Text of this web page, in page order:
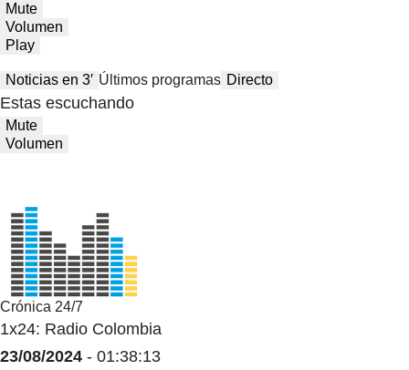
Mute
Volumen
Play
Noticias en 3′ Últimos programas Directo
Estas escuchando
Mute
Volumen
Crónica 24/7
1x24: Radio Colombia
23/08/2024 - 01:38:13